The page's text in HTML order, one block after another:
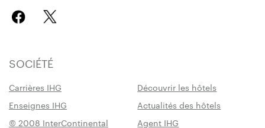
SOCIÉTÉ
Carrières IHG
Découvrir les hôtels
Enseignes IHG
Actualités des hôtels
© 2008 InterContinental
Agent IHG